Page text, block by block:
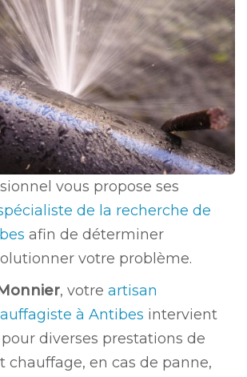
vous propose ses
de la recherche de
afin de déterminer
votre problème.
, votre artisan
à Antibes intervient
diverses prestations de
chauffage, en cas de panne,